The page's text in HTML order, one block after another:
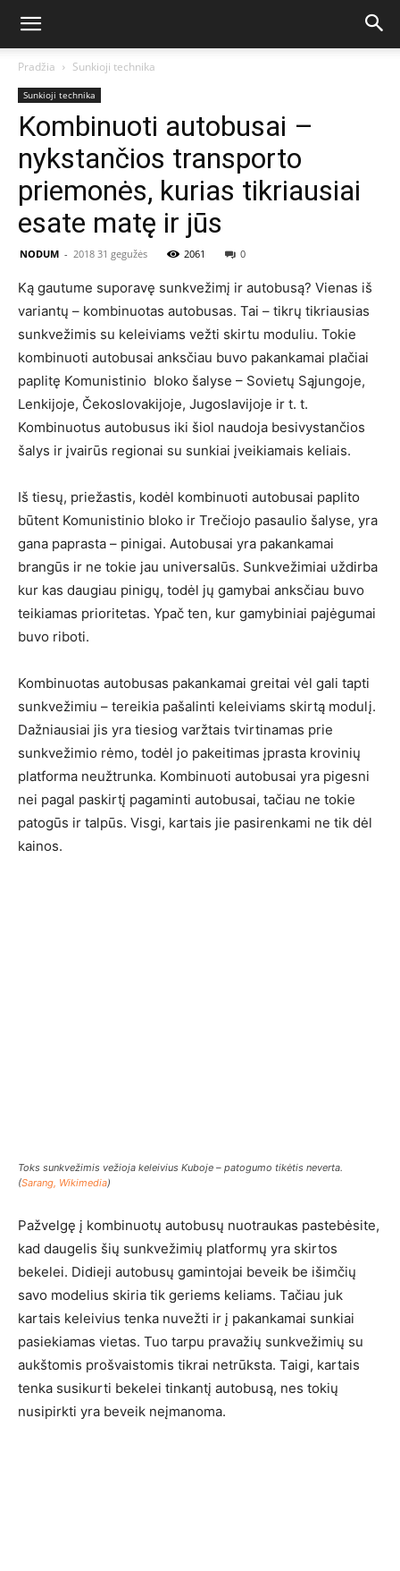
Pradžia Sunkioji technika
Sunkioji technika
Kombinuoti autobusai –
nykstančios transporto
priemonės, kurias tikriausiai
esate matę ir jūs
NODUM - 2018 31 gegužės 2061 0
Ką gautume suporavę sunkvežimį ir autobusą? Vienas iš
variantų – kombinuotas autobusas. Tai – tikrų tikriausias
sunkvežimis su keleiviams vežti skirtu moduliu. Tokie
kombinuoti autobusai anksčiau buvo pakankamai plačiai
paplitę Komunistinio bloko šalyse – Sovietų Sąjungoje,
Lenkijoje, Čekoslovakijoje, Jugoslavijoje ir t. t.
Kombinuotus autobusus iki šiol naudoja besivystančios
šalys ir įvairūs regionai su sunkiai įveikiamais keliais.
Iš tiesų, priežastis, kodėl kombinuoti autobusai paplito
būtent Komunistinio bloko ir Trečiojo pasaulio šalyse, yra
gana paprasta – pinigai. Autobusai yra pakankamai
brangūs ir ne tokie jau universalūs. Sunkvežimiai uždirba
kur kas daugiau pinigų, todėl jų gamybai anksčiau buvo
teikiamas prioritetas. Ypač ten, kur gamybiniai pajėgumai
buvo riboti.
Kombinuotas autobusas pakankamai greitai vėl gali tapti
sunkvežimiu – tereikia pašalinti keleiviams skirtą modulį.
Dažniausiai jis yra tiesiog varžtais tvirtinamas prie
sunkvežimio rėmo, todėl jo pakeitimas įprasta krovinių
platforma neužtrunka. Kombinuoti autobusai yra pigesni
nei pagal paskirtį pagaminti autobusai, tačiau ne tokie
patogūs ir talpūs. Visgi, kartais jie pasirenkami ne tik dėl
kainos.
Toks sunkvežimis vežioja keleivius Kuboje – patogumo tikėtis neverta.
(Sarang, Wikimedia)
Pažvelgę į kombinuotų autobusų nuotraukas pastebėsite,
kad daugelis šių sunkvežimių platformų yra skirtos
bekelei. Didieji autobusų gamintojai beveik be išimčių
savo modelius skiria tik geriems keliams. Tačiau juk
kartais keleivius tenka nuvežti ir į pakankamai sunkiai
pasiekiamas vietas. Tuo tarpu pravažių sunkvežimių su
aukštomis prošvaistomis tikrai netrūksta. Taigi, kartais
tenka susikurti bekelei tinkantį autobusą, nes tokių
nusipirkti yra beveik neįmanoma.